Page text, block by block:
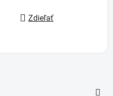
Zdieľať